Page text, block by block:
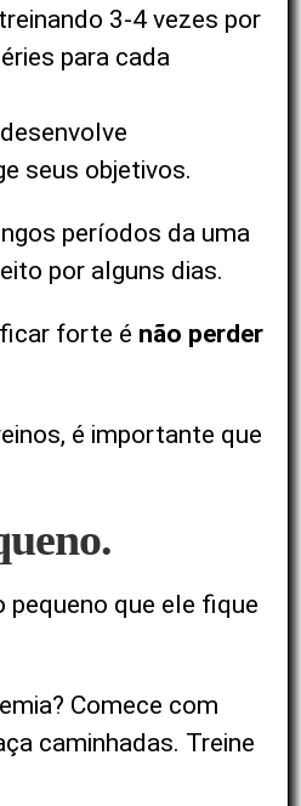
3-4 vezes por
para cada
seus objetivos.
períodos da uma
por alguns dias.
forte é não perder
é importante que
pequeno que ele fique
Comece com
caminhadas. Treine